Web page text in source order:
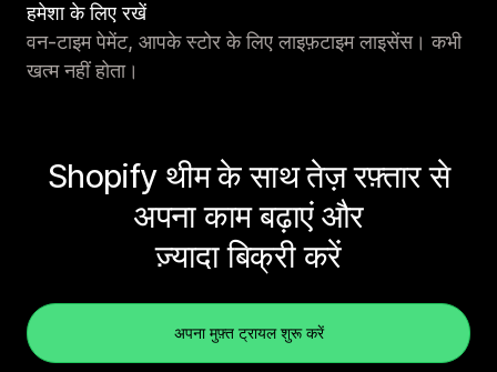
हमेशा के लिए रखें
वन-टाइम पेमेंट, आपके स्टोर के लिए लाइफ़टाइम लाइसेंस। कभी
खत्म नहीं होता।
Shopify थीम के साथ तेज़ रफ़्तार से
अपना काम बढ़ाएं और
ज़्यादा बिक्री करें
अपना मुफ़्त ट्रायल शुरू करें